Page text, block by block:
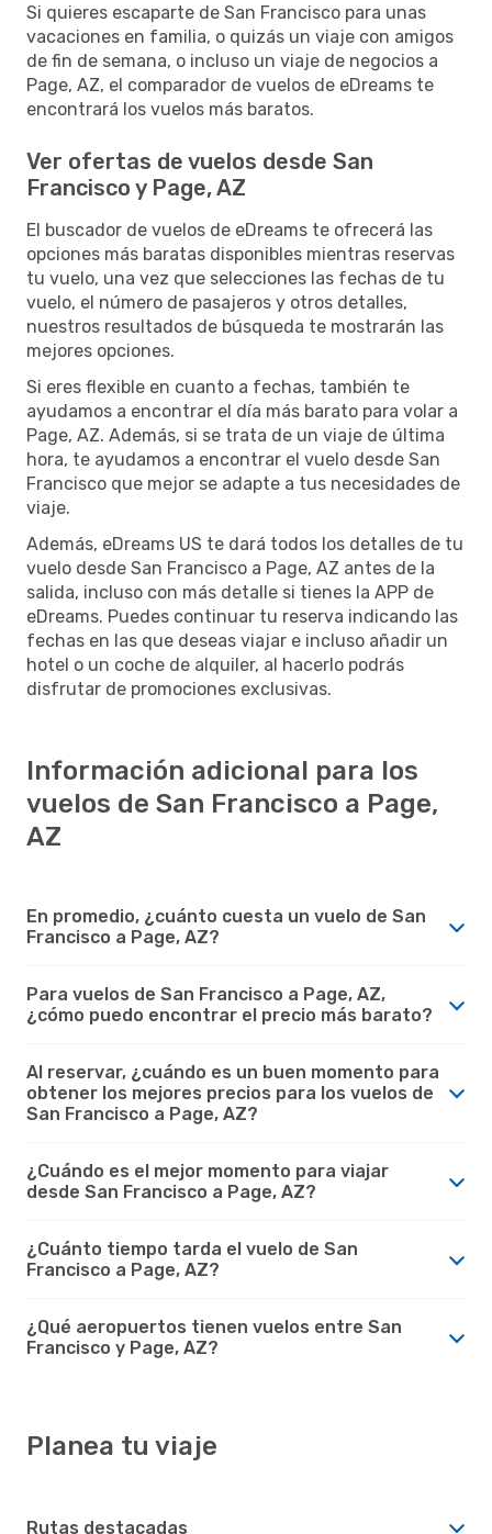
Si quieres escaparte de San Francisco para unas
vacaciones en familia, o quizás un viaje con amigos
de fin de semana, o incluso un viaje de negocios a
Page, AZ, el comparador de vuelos de eDreams te
encontrará los vuelos más baratos.
Ver ofertas de vuelos desde San
Francisco y Page, AZ
El buscador de vuelos de eDreams te ofrecerá las
opciones más baratas disponibles mientras reservas
tu vuelo, una vez que selecciones las fechas de tu
vuelo, el número de pasajeros y otros detalles,
nuestros resultados de búsqueda te mostrarán las
mejores opciones.
Si eres flexible en cuanto a fechas, también te
ayudamos a encontrar el día más barato para volar a
Page, AZ. Además, si se trata de un viaje de última
hora, te ayudamos a encontrar el vuelo desde San
Francisco que mejor se adapte a tus necesidades de
viaje.
Además, eDreams US te dará todos los detalles de tu
vuelo desde San Francisco a Page, AZ antes de la
salida, incluso con más detalle si tienes la APP de
eDreams. Puedes continuar tu reserva indicando las
fechas en las que deseas viajar e incluso añadir un
hotel o un coche de alquiler, al hacerlo podrás
disfrutar de promociones exclusivas.
Información adicional para los
vuelos de San Francisco a Page,
AZ
En promedio, ¿cuánto cuesta un vuelo de San
Francisco a Page, AZ?
Para vuelos de San Francisco a Page, AZ,
¿cómo puedo encontrar el precio más barato?
Al reservar, ¿cuándo es un buen momento para
obtener los mejores precios para los vuelos de
San Francisco a Page, AZ?
¿Cuándo es el mejor momento para viajar
desde San Francisco a Page, AZ?
¿Cuánto tiempo tarda el vuelo de San
Francisco a Page, AZ?
¿Qué aeropuertos tienen vuelos entre San
Francisco y Page, AZ?
Planea tu viaje
Rutas destacadas